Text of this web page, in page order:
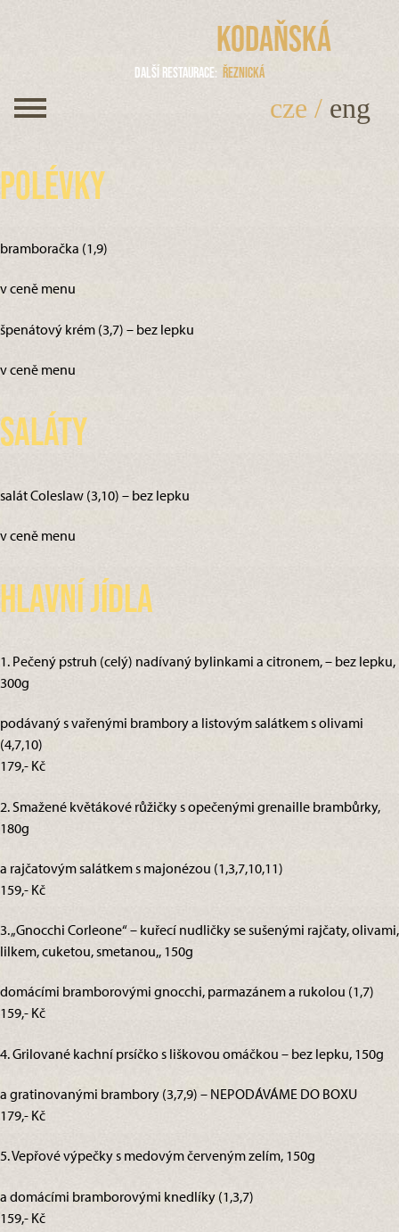
Kodaňská
Další restaurace Řeznická
cze / eng
Polévky
bramboračka (1,9)
v ceně menu
špenátový krém (3,7) – bez lepku
v ceně menu
Saláty
salát Coleslaw (3,10) – bez lepku
v ceně menu
Hlavní jídla
1. Pečený pstruh (celý) nadívaný bylinkami a citronem, – bez lepku,
300g
podávaný s vařenými brambory a listovým salátkem s olivami
(4,7,10)
179,- Kč
2. Smažené květákové růžičky s opečenými grenaille brambůrky,
180g
a rajčatovým salátkem s majonézou (1,3,7,10,11)
159,- Kč
3. „Gnocchi Corleone“ – kuřecí nudličky se sušenými rajčaty, olivami,
lilkem, cuketou, smetanou,, 150g
domácími bramborovými gnocchi, parmazánem a rukolou (1,7)
159,- Kč
4. Grilované kachní prsíčko s liškovou omáčkou – bez lepku, 150g
a gratinovanými brambory (3,7,9) – NEPODÁVÁME DO BOXU
179,- Kč
5. Vepřové výpečky s medovým červeným zelím, 150g
a domácími bramborovými knedlíky (1,3,7)
159,- Kč